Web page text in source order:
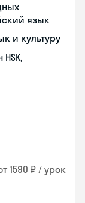
язык
и культуру
1590 ₽ / урок